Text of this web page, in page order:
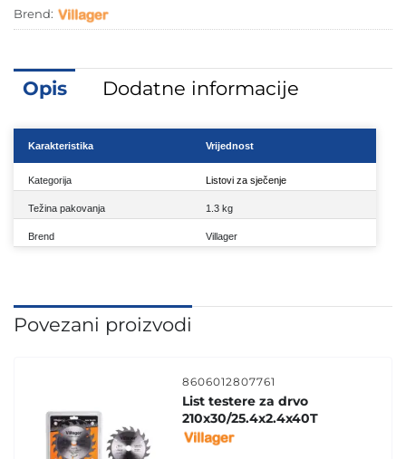
Brend:
Opis Dodatne informacije
Karakteristika Vrijednost
Kategorija Listovi za sječenje
Težina pakovanja 1.3 kg
Brend Villager
Povezani proizvodi
8606012807761
List testere za drvo
210x30/25.4x2.4x40T